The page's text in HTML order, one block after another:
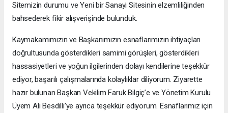
Sitemizin durumu ve Yeni bir Sanayi Sitesinin elzemliliğinden
bahsederek fikir alışverişinde bulunduk.
Kaymakamımızın ve Başkanımızın esnaflarımızın ihtiyaçları
doğrultusunda gösterdikleri samimi görüşleri, gösterdikleri
hassasiyetleri ve yoğun ilgilerinden dolayı kendilerine teşekkür
ediyor, başarılı çalışmalarında kolaylıklar diliyorum. Ziyarette
hazır bulunan Başkan Vekilim Faruk Bilgiç’e ve Yönetim Kurulu
Üyem Ali Besdilli’ye ayrıca teşekkür ediyorum. Esnaflarımız için